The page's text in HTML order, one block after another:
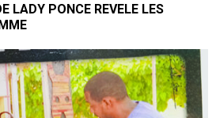
LADY PONCE REVELE LES